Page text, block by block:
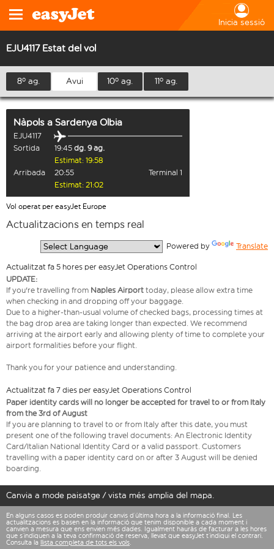
Inicia sessió
EJU4117 Estat del vol
8º ag. Avui 10º ag. 11º ag.
Nàpols a Sardenya Olbia
EJU4117
Sortida
19:45 dg. 9 ag.
Estimat: 19:58
Arribada
20:55
Terminal 1
Estimat: 21:02
Vol operat per easyJet Europe
Actualitzacions en temps real
Powered by Translate
Actualitzat fa 5 hores per easyJet Operations Control
UPDATE:
If you're travelling from Naples Airport today, please allow extra time
when checking in and dropping off your baggage.
Due to a higher-than-usual volume of checked bags, processing times at
the bag drop area are taking longer than expected. We recommend
arriving at the airport early and allowing plenty of time to complete your
airport formalities before your flight.
Thank you for your patience and understanding.
Actualitzat fa 7 dies per easyJet Operations Control
Paper identity cards will no longer be accepted for travel to or from Italy
from the 3rd of August
If you are planning to travel to or from Italy after this date, you must
present one of the following travel documents: An Electronic Identity
Card/Italian National Identity Card or a valid passport. Customers
travelling with a paper identity card on or after 3 August will be denied
boarding.
Canvia a mode paisatge / vista més amplia del mapa.
En alguns casos es poden produir canvis d’última hora a la informació final. Les
actualitzacions es basen en la informació que tenim disponible a cada moment i
canvien a mesura que ens envien més dades. Igualment hauràs de facturar a les hores
que s’indiquen a la teva confirmació de reserva, llevat que easyJet t’indiqui el contrari.
Consulta la llista completa de tots els vols.